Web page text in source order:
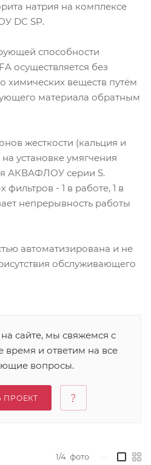
натрия на комплексе
DC SP.
способности
осуществляется без
химических веществ путём
материала обратным
жесткости (кальция и
установке умягчения
АКВАФЛОУ серии S.
фильтров - 1 в работе, 1 в
непрерывность работы
автоматизирована и не
обслуживающего
сайте, мы свяжемся с
и ответим на все
вопросы.
ПРОЕКТ
1/4 фото